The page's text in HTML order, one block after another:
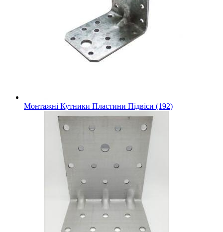
Монтажні Кутники Пластини Підвіси (192)